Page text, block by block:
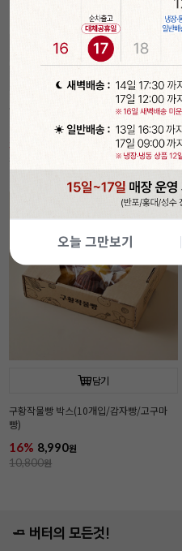
오늘 그만보기
05 일11:54 02
담기
속이 잘 보이는 투명 햄버거 상자(50개입/
30%
9,990
담기
구황작물빵 박스(10개입/감자빵/고구마
빵)
16% 8,990원
10,800원
🧈 버터의 모든것!